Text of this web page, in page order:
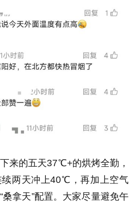
来的五天37℃+的烘烤全勤，
续两天冲上40℃，再加上空气
拿天”配置。大家尽量避免午